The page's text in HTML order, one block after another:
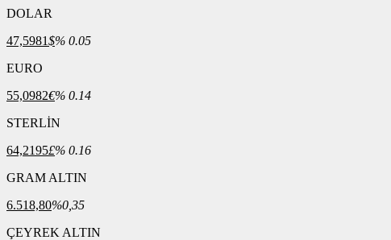
DOLAR
47,5981$% 0.05
EURO
55,0982€% 0.14
STERLİN
64,2195£% 0.16
GRAM ALTIN
6.518,80%0,35
ÇEYREK ALTIN